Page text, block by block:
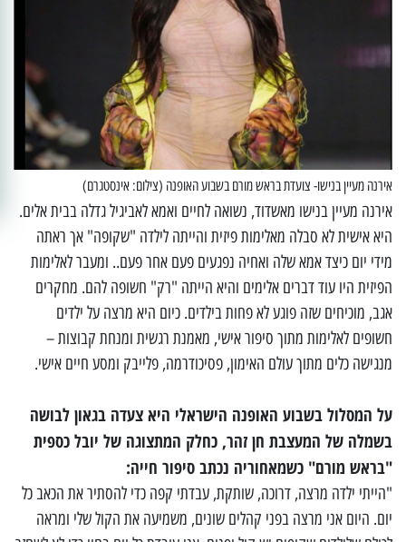
אירנה מעיין בנישו- צועדת בראש מורם בשבוע האופנה (צילום: אינסטגרם)
אירנה מעיין בנישו מאשדוד, נשואה לחיים ואמא לאביגיל גדלה בבית אלים.
היא אישית לא סבלה מאלימות פיזית והייתה לילדה "שקופה" אך ראתה
מידי יום כיצד אמא שלה ואחיה נפגעים פעם אחר פעם.. ומעבר לאלימות
הפיזית היו עוד דברים אלימים והיא הייתה "רק" חשופה להם. מחקרים
אגב, מוכיחים שזה פוגע לא פחות בילדים. כיום היא מרצה על ילדים
חשופים לאלימות מתוך סיפור אישי, מאמנת רגשית ומנחת קבוצות –
מנגישה כלים מתוך עולם האימון, פסיכודרמה, פלייבק ומסע חיים אישי.
על המסלול בשבוע האופנה הישראלי היא צעדה בגאון לבושה
בשמלה של המעצבת חן זהר, כחלק המתצוגה של יובל כספית
"בראש מורם" כשמאחוריה נכתב סיפור חייה:
"הייתי ילדה מרצה, דרוכה, שותקת, עבדתי קפה כדי להסתיר את הכאב כל
יום. היום אני מרצה בפני קהלים שונים, משמיעה את הקול שלי ומראה